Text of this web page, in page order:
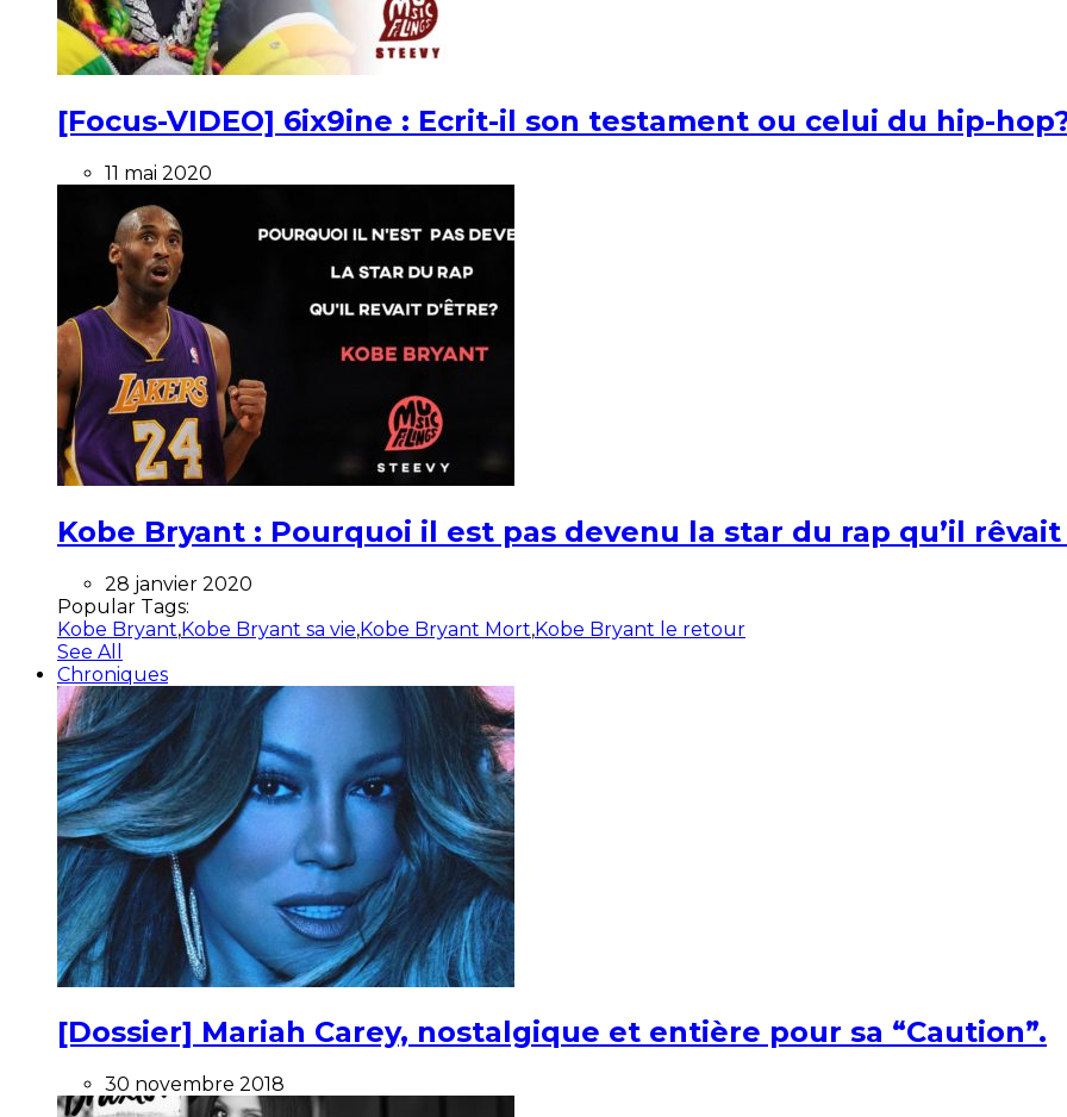
[Focus-VIDEO] 6ix9ine : Ecrit-il son testament ou celui du hip-
11 mai 2020
Kobe Bryant : Pourquoi il est pas devenu la star du rap qu’il rêvait
28 janvier 2020
Popular Tags:
Kobe Bryant,Kobe Bryant sa vie,Kobe Bryant Mort,Kobe Bryant le retour
See All
Chroniques
[Dossier] Mariah Carey, nostalgique et entière pour sa “Caution”.
30 novembre 2018